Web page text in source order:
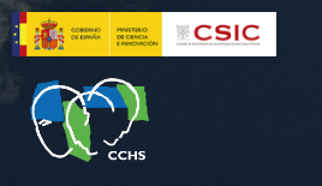
Skip
to
main
content